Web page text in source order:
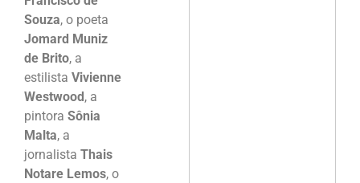
Souza, o poeta
Jomard Muniz
de Brito, a
estilista Vivienne
Westwood , a
pintora Sônia
Malta, a
jornalista Thais
Notare Lemos, o